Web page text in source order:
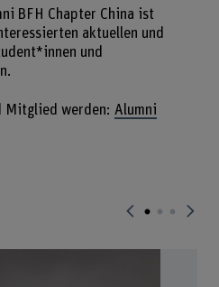
BFH Chapter China ist
aktuellen und
und
Mitglied werden: Alumni